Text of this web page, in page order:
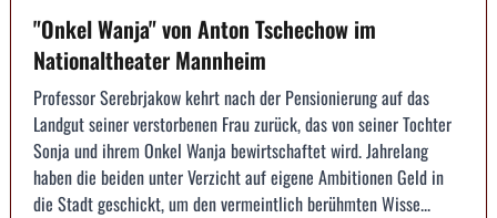
"Onkel Wanja" von Anton Tschechow im
Nationaltheater Mannheim
Professor Serebrjakow kehrt nach der Pensionierung auf das
Landgut seiner verstorbenen Frau zurück, das von seiner Tochter
Sonja und ihrem Onkel Wanja bewirtschaftet wird. Jahrelang
haben die beiden unter Verzicht auf eigene Ambitionen Geld in
die Stadt geschickt, um den vermeintlich berühmten Wisse...